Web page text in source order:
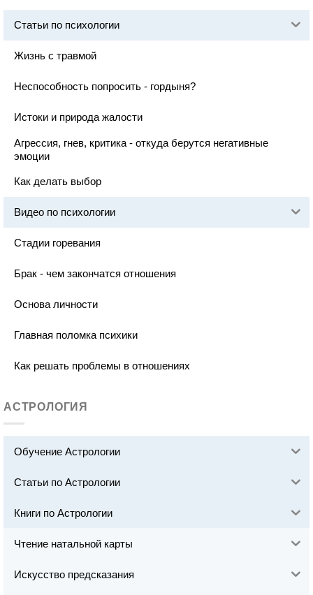
Статьи по психологии
Жизнь с травмой
Неспособность попросить - гордыня?
Истоки и природа жалости
Агрессия, гнев, критика - откуда берутся негативные
эмоции
Как делать выбор
Видео по психологии
Стадии горевания
Брак - чем закончатся отношения
Основа личности
Главная поломка психики
Как решать проблемы в отношениях
АСТРОЛОГИЯ
Обучение Астрологии
Статьи по Астрологии
Книги по Астрологии
Чтение натальной карты
Искусство предсказания